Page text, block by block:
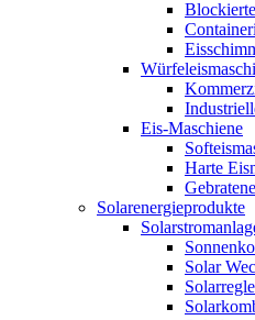
Eis-Maschiene
Harte
Solarenergieprodukte
Solar